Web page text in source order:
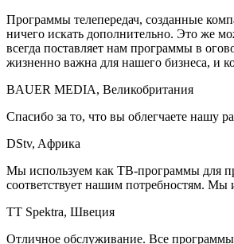
Программы телепередач, созданные
ничего искать дополнительно. Это же
всегда поставляет нам программы в
жизненно важна для нашего бизнеса, и
BAUER MEDIA, Великобритания
Спасибо за то, что вы облегчаете нашу
DStv, Aфрика
Мы используем как ТВ-программы для
соответствует нашим потребностям.
TT Spektra, Швеция
Отличное обслуживание. Все